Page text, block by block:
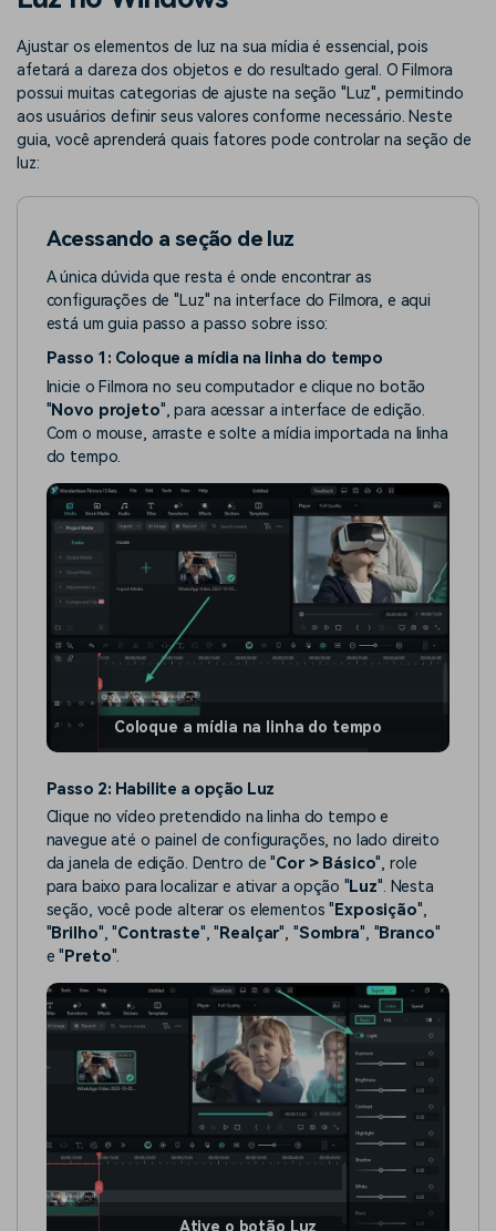
Enciclopédia de Vídeo
Aprenda os termos técnicos
de edição de vídeo
Inspire-se com Filmora
Encontre aqui o que outros
usuários criam com o Filmora
Criadores
própria
Comunidade
Programa de afiliados
Acesse parcerias de nível
empresarial
Buscar
Ajustar os elementos de luz na sua mídia é essencial, pois
afetará a clareza dos objetos e do resultado geral. O Filmora
possui muitas categorias de ajuste na seção "Luz", permitindo
aos usuários definir seus valores conforme necessário. Neste
guia, você aprenderá quais fatores pode controlar na seção de
luz:
Acessando a seção de luz
A única dúvida que resta é onde encontrar as
configurações de "Luz" na interface do Filmora, e aqui
está um guia passo a passo sobre isso:
Passo 1: Coloque a mídia na linha do tempo
Inicie o Filmora no seu computador e clique no botão
"Novo projeto", para acessar a interface de edição.
Com o mouse, arraste e solte a mídia importada na linha
do tempo.
Coloque a mídia na linha do tempo
Passo 2: Habilite a opção Luz
Clique no vídeo pretendido na linha do tempo e
navegue até o painel de configurações, no lado direito
da janela de edição. Dentro de "Cor > Básico", role
para baixo para localizar e ativar a opção "Luz". Nesta
seção, você pode alterar os elementos " Exposição",
"Brilho", "Contraste", " Realçar", "Sombra", "Branco"
e " Preto".
Ative o botão Luz